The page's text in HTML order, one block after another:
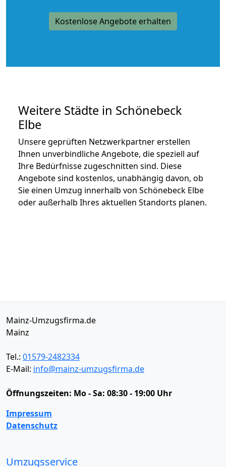
Kostenlose Angebote erhalten
Weitere Städte in Schönebeck
Elbe
Unsere geprüften Netzwerkpartner erstellen
Ihnen unverbindliche Angebote, die speziell auf
Ihre Bedürfnisse zugeschnitten sind. Diese
Angebote sind kostenlos, unabhängig davon, ob
Sie einen Umzug innerhalb von Schönebeck Elbe
oder außerhalb Ihres aktuellen Standorts planen.
Mainz-Umzugsfirma.de
Mainz
Tel.: 01579-2482334
E-Mail: info@mainz-umzugsfirma.de
Öffnungszeiten: Mo - Sa: 08:30 - 19:00 Uhr
Impressum
Datenschutz
Umzugsservice